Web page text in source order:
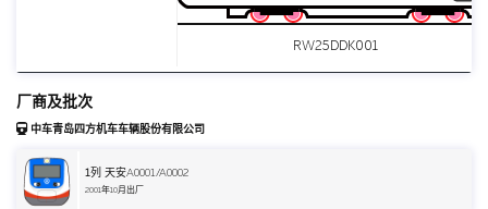
RW25DDK001
厂商及批次
中车青岛四方机车车辆股份有限公司
1列 天安A0001/A0002
2001年10月出厂